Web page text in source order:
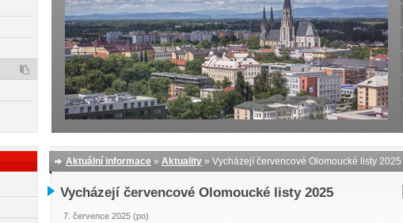
Aktuální informace » Aktuality » Vycházejí červencové Olomoucké listy 2025
Vycházejí červencové Olomoucké listy 2025
7. července 2025 (po)